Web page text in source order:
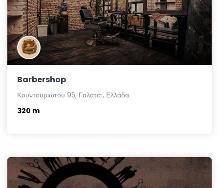
Barbershop
Κουντουριώτου 95, Γαλάτσι, Ελλάδα
320 m